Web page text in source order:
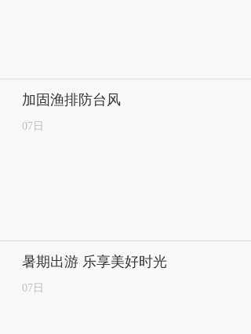
加固渔排防台风
07日
暑期出游 乐享美好时光
07日